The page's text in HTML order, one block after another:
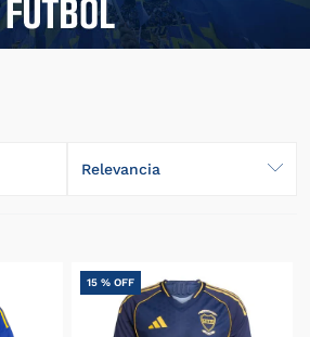
Relevancia
15 % OFF